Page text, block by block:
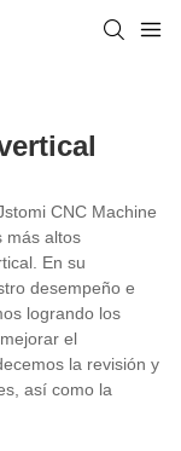
CNC Machine
más altos
En su
desempeño e
logrando los
el
la revisión y
así como la